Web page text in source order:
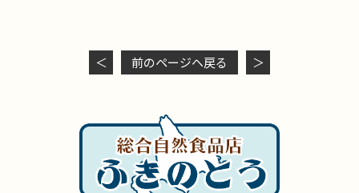
＜ 前のページヘ戻る ＞